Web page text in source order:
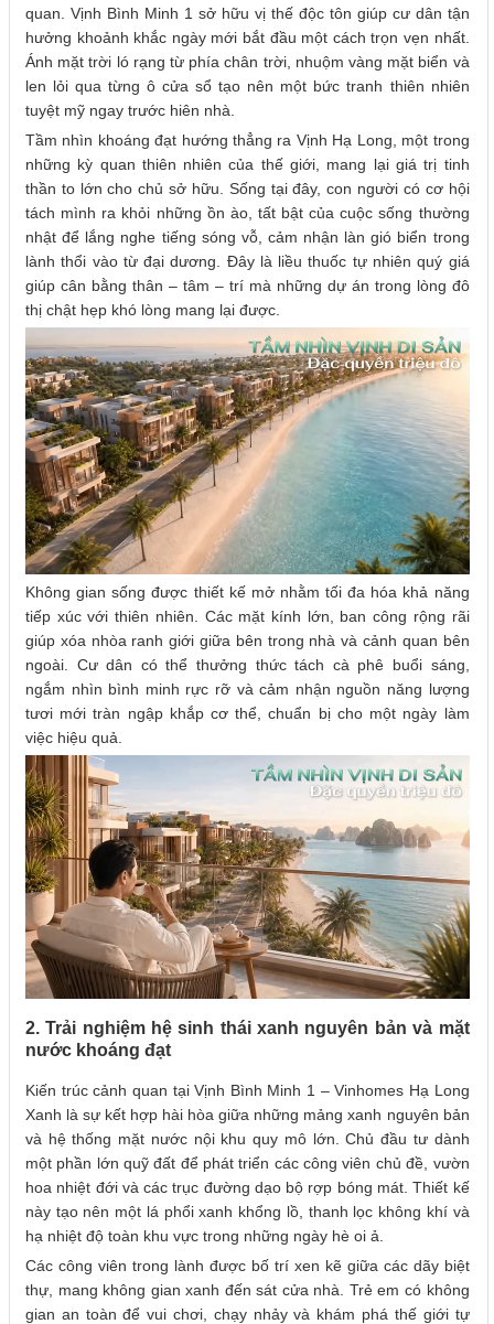
quan. Vịnh Bình Minh 1 sở hữu vị thế độc tôn giúp cư dân tận
hưởng khoảnh khắc ngày mới bắt đầu một cách trọn vẹn nhất.
Ánh mặt trời ló rạng từ phía chân trời, nhuộm vàng mặt biển và
len lỏi qua từng ô cửa sổ tạo nên một bức tranh thiên nhiên
tuyệt mỹ ngay trước hiên nhà.
Tầm nhìn khoáng đạt hướng thẳng ra Vịnh Hạ Long, một trong
những kỳ quan thiên nhiên của thế giới, mang lại giá trị tinh
thần to lớn cho chủ sở hữu. Sống tại đây, con người có cơ hội
tách mình ra khỏi những ồn ào, tất bật của cuộc sống thường
nhật để lắng nghe tiếng sóng vỗ, cảm nhận làn gió biển trong
lành thổi vào từ đại dương. Đây là liều thuốc tự nhiên quý giá
giúp cân bằng thân – tâm – trí mà những dự án trong lòng đô
thị chật hẹp khó lòng mang lại được.
Không gian sống được thiết kế mở nhằm tối đa hóa khả năng
tiếp xúc với thiên nhiên. Các mặt kính lớn, ban công rộng rãi
giúp xóa nhòa ranh giới giữa bên trong nhà và cảnh quan bên
ngoài. Cư dân có thể thưởng thức tách cà phê buổi sáng,
ngắm nhìn bình minh rực rỡ và cảm nhận nguồn năng lượng
tươi mới tràn ngập khắp cơ thể, chuẩn bị cho một ngày làm
việc hiệu quả.
2. Trải nghiệm hệ sinh thái xanh nguyên bản và mặt
nước khoáng đạt
Kiến trúc cảnh quan tại Vịnh Bình Minh 1 – Vinhomes Hạ Long
Xanh là sự kết hợp hài hòa giữa những mảng xanh nguyên bản
và hệ thống mặt nước nội khu quy mô lớn. Chủ đầu tư dành
một phần lớn quỹ đất để phát triển các công viên chủ đề, vườn
hoa nhiệt đới và các trục đường dạo bộ rợp bóng mát. Thiết kế
này tạo nên một lá phổi xanh khổng lồ, thanh lọc không khí và
hạ nhiệt độ toàn khu vực trong những ngày hè oi ả.
Các công viên trong lành được bố trí xen kẽ giữa các dãy biệt
thự, mang không gian xanh đến sát cửa nhà. Trẻ em có không
gian an toàn để vui chơi, chạy nhảy và khám phá thế giới tự